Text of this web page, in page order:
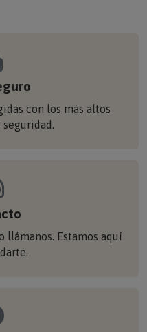
con los más altos
seguridad.
llámanos. Estamos aquí